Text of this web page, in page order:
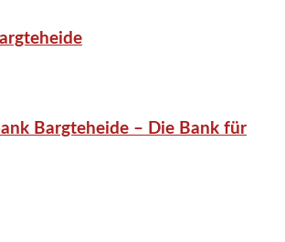
Bargteheide – Die Bank für